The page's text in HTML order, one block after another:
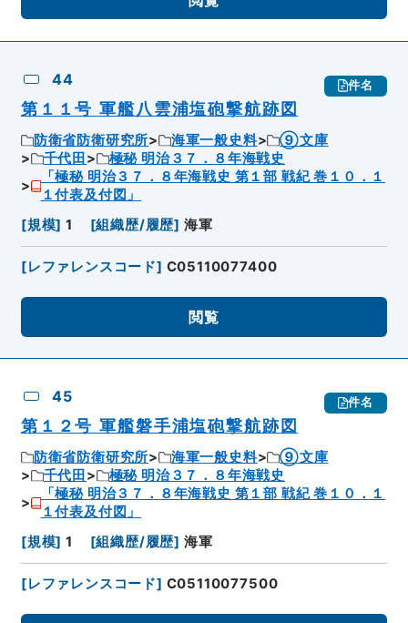
44 件名
第１１号 軍艦八雲浦塩砲撃航跡図
防衛省防衛研究所 海軍一般史料
⑨文庫
千代田
極秘 明治３７．８年海戦史
「極秘 明治３７．８年海戦史 第１部 戦紀 巻１０．１
１付表及付図」
[規模] 1 [組織歴/履歴] 海軍
[レファレンスコード] C05110077400
閲覧
45 件名
第１２号 軍艦磐手浦塩砲撃航跡図
防衛省防衛研究所 海軍一般史料
⑨文庫
千代田
極秘 明治３７．８年海戦史
「極秘 明治３７．８年海戦史 第１部 戦紀 巻１０．１
１付表及付図」
[規模] 1 [組織歴/履歴] 海軍
[レファレンスコード] C05110077500